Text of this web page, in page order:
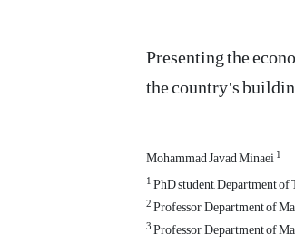
Presenting the
the country's
Mohammad Javad Minaei1
1PhD student, Department
2Professor, Department of
3Professor, Department of